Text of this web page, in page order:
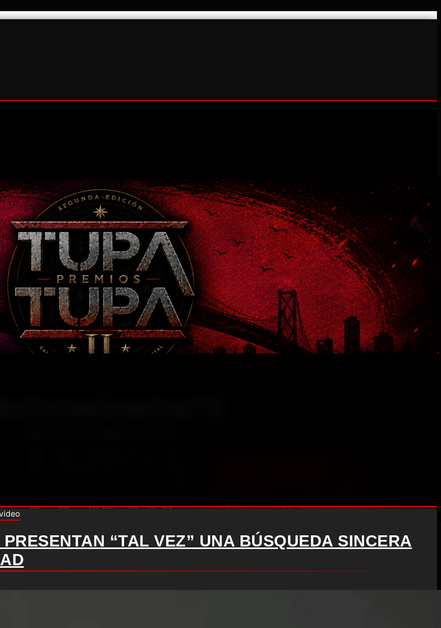
“TAL VEZ” UNA BÚSQUEDA SINCERA